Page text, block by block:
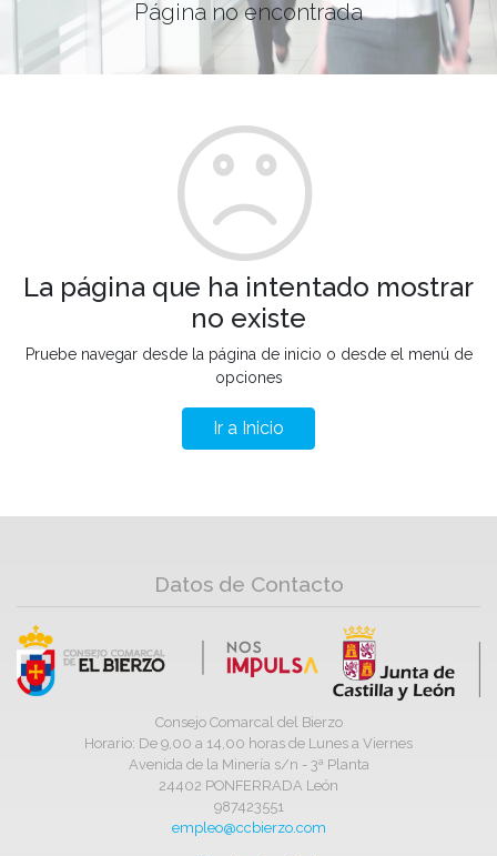
Página no encontrada
La página que ha intentado mostrar
no existe
Pruebe navegar desde la página de inicio o desde el menú de
opciones
Ir a Inicio
Datos de Contacto
Consejo Comarcal del Bierzo
Horario: De 9,00 a 14,00 horas de Lunes a Viernes
Avenida de la Minería s/n - 3ª Planta
24402 PONFERRADA León
987423551
empleo@ccbierzo.com